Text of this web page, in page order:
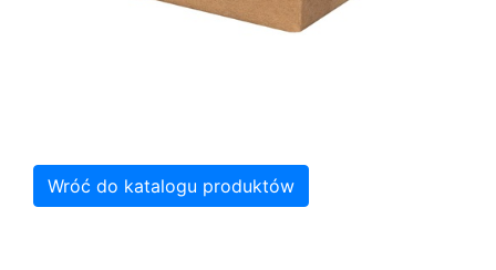
Wróć do katalogu produktów